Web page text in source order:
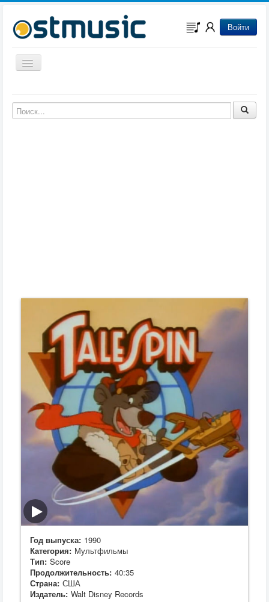
Войти
Включить/выключить навигацию
Музыка из мультфильмов
Музыка из сериалов
Год выпуска: 1990
Категория: Мультфильмы
Тип: Score
Продолжительность: 40:35
Страна: США
Издатель: Walt Disney Records